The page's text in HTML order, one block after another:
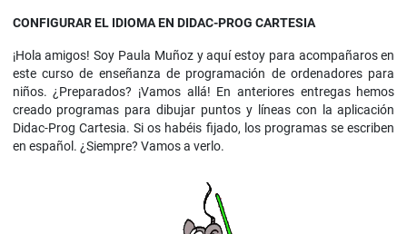
CONFIGURAR EL IDIOMA EN DIDAC-PROG CARTESIA
¡Hola amigos! Soy Paula Muñoz y aquí estoy para acompañaros en
este curso de enseñanza de programación de ordenadores para
niños. ¿Preparados? ¡Vamos allá! En anteriores entregas hemos
creado programas para dibujar puntos y líneas con la aplicación
Didac-Prog Cartesia. Si os habéis fijado, los programas se escriben
en español. ¿Siempre? Vamos a verlo.